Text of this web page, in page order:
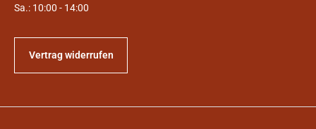
Sa.: 10:00 - 14:00
Vertrag widerrufen